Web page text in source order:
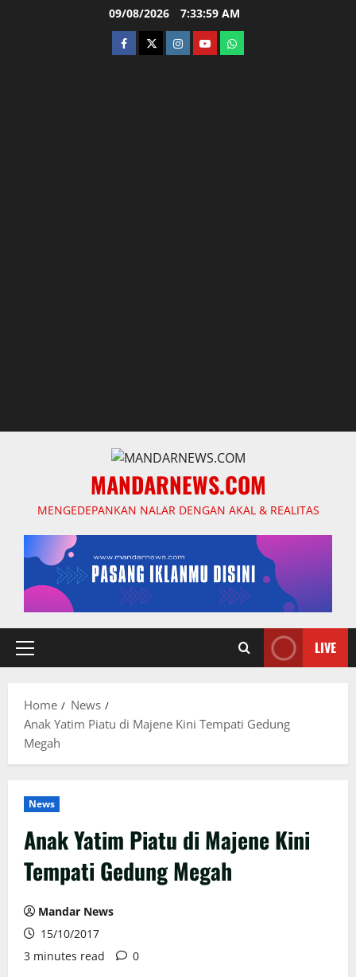
09/08/2026 7:34:00 AM
facebooktwitterinstagram.com
youtubewhatsapp
MANDARNEWS.COM
MENGEDEPANKAN NALAR DENGAN AKAL & REALITAS
Primary
LIVE
Home
News
Anak Yatim Piatu di Majene Kini Tempati Gedung
Megah
News
Anak Yatim Piatu di Majene Kini
Tempati Gedung Megah
Mandar News
15/10/2017
3 minutes read
0